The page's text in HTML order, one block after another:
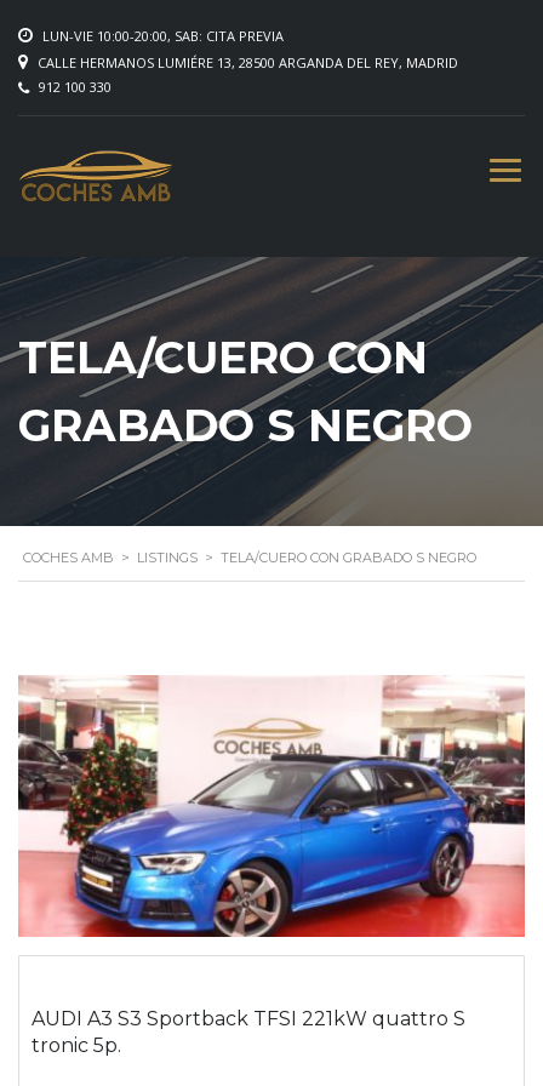
LUN-VIE 10:00-20:00, SAB: CITA PREVIA
CALLE HERMANOS LUMIÉRE 13, 28500 ARGANDA DEL REY, MADRID
912 100 330
TELA/CUERO CON
GRABADO S NEGRO
COCHES AMB > LISTINGS > TELA/CUERO CON GRABADO S NEGRO
AUDI A3 S3 Sportback TFSI 221kW quattro S
tronic 5p.